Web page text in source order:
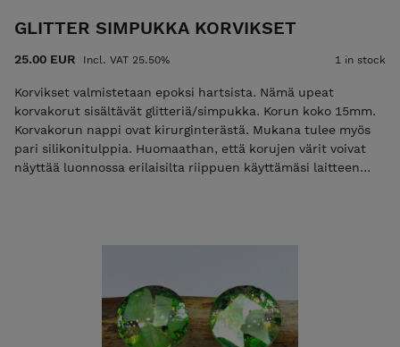
GLITTER SIMPUKKA KORVIKSET
25.00 EUR Incl. VAT 25.50% 1 in stock
Korvikset valmistetaan epoksi hartsista. Nämä upeat
korvakorut sisältävät glitteriä/simpukka. Korun koko 15mm.
Korvakorun nappi ovat kirurginterästä. Mukana tulee myös
pari silikonitulppia. Huomaathan, että korujen värit voivat
näyttää luonnossa erilaisilta riippuen käyttämäsi laitteen